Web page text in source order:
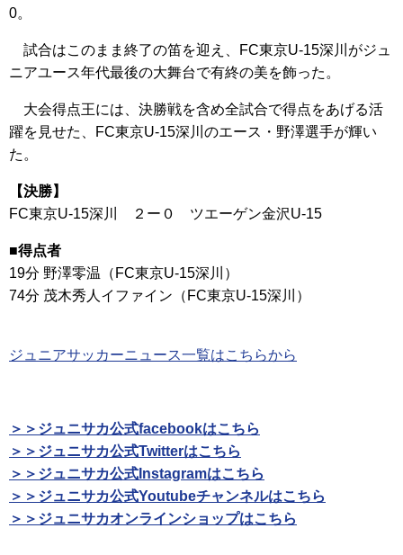
0。
試合はこのまま終了の笛を迎え、FC東京U-15深川がジュ
ニアユース年代最後の大舞台で有終の美を飾った。
大会得点王には、決勝戦を含め全試合で得点をあげる活
躍を見せた、FC東京U-15深川のエース・野澤選手が輝い
た。
【決勝】
FC東京U-15深川 ２ー０ ツエーゲン金沢U-15
■得点者
19分 野澤零温（FC東京U-15深川）
74分 茂木秀人イファイン（FC東京U-15深川）
ジュニアサッカーニュース一覧はこちらから
＞＞ジュニサカ公式facebookはこちら
＞＞ジュニサカ公式Twitterはこちら
＞＞ジュニサカ公式Instagramはこちら
＞＞ジュニサカ公式Youtubeチャンネルはこちら
＞＞ジュニサカオンラインショップはこちら